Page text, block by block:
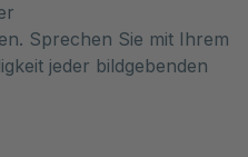
Sprechen Sie mit Ihrem
jeder bildgebenden